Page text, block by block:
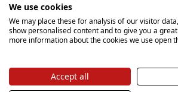
O nas Łazienka
We use cookies
We may place these for analysis of our visitor
show personalised content and to give you a
more information about the cookies we use open
Accept all